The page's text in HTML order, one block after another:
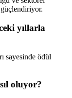
yıllarla
sayesinde ödül
oluyor?